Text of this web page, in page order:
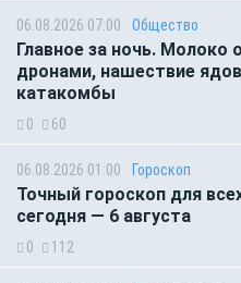
06.08.2026 07:00 Общество
Главное за ночь. Молоко
дронами, нашествие
катакомбы
0 60
06.08.2026 01:00 Гороскоп
Точный гороскоп для
сегодня — 6 августа
0 112